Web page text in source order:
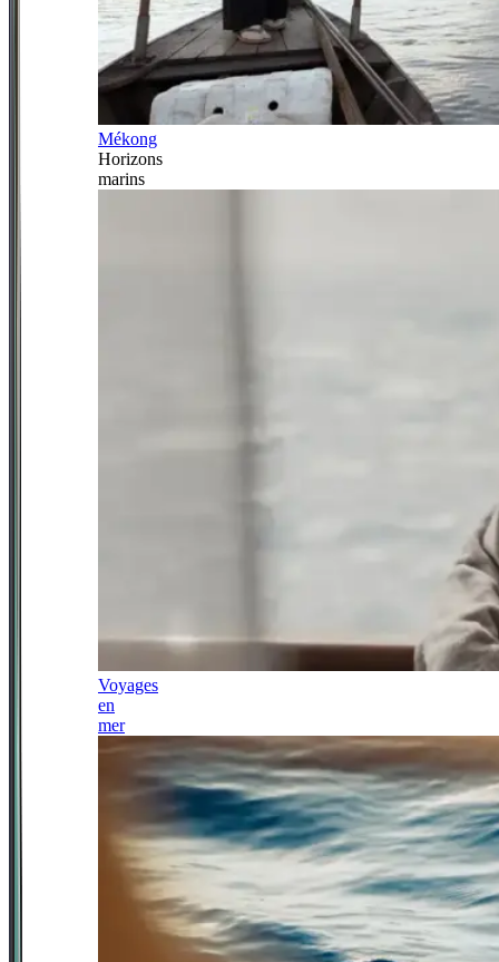
Mékong
Horizons
marins
Voyages
en
mer